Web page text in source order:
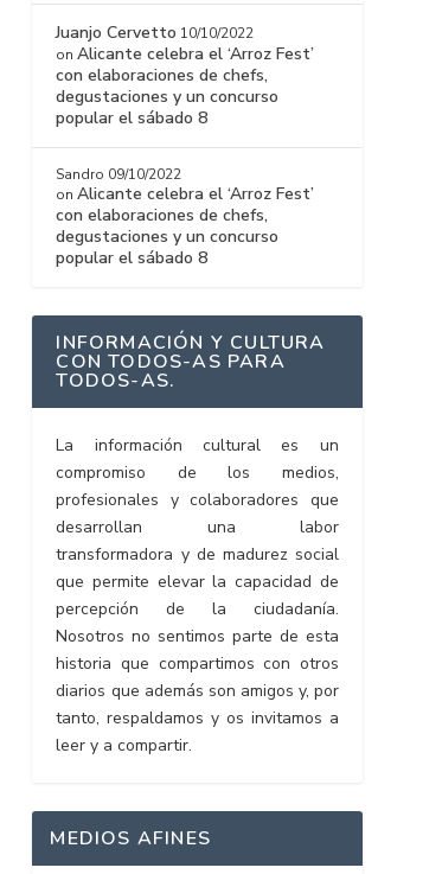
Juanjo Cervetto 10/10/2022
onAlicante celebra el ‘Arroz Fest’
con elaboraciones de chefs,
degustaciones y un concurso
popular el sábado 8
Sandro 09/10/2022
onAlicante celebra el ‘Arroz Fest’
con elaboraciones de chefs,
degustaciones y un concurso
popular el sábado 8
INFORMACIÓN Y CULTURA
CON TODOS-AS PARA
TODOS-AS.
La información cultural es un
compromiso de los medios,
profesionales y colaboradores que
desarrollan una labor
transformadora y de madurez social
que permite elevar la capacidad de
percepción de la ciudadanía.
Nosotros no sentimos parte de esta
historia que compartimos con otros
diarios que además son amigos y, por
tanto, respaldamos y os invitamos a
leer y a compartir.
MEDIOS AFINES